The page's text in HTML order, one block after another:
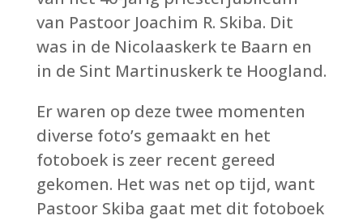
van Pastoor Joachim R. Skiba. Dit
was in de Nicolaaskerk te Baarn en
in de Sint Martinuskerk te Hoogland.
Er waren op deze twee momenten
diverse foto’s gemaakt en het
fotoboek is zeer recent gereed
gekomen. Het was net op tijd, want
Pastoor Skiba gaat met dit fotoboek